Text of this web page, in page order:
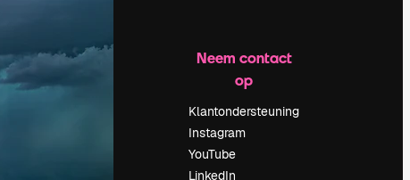
Bedrijf
Prijzen
Neem contact
op
Klantondersteuning
Instagram
YouTube
LinkedIn